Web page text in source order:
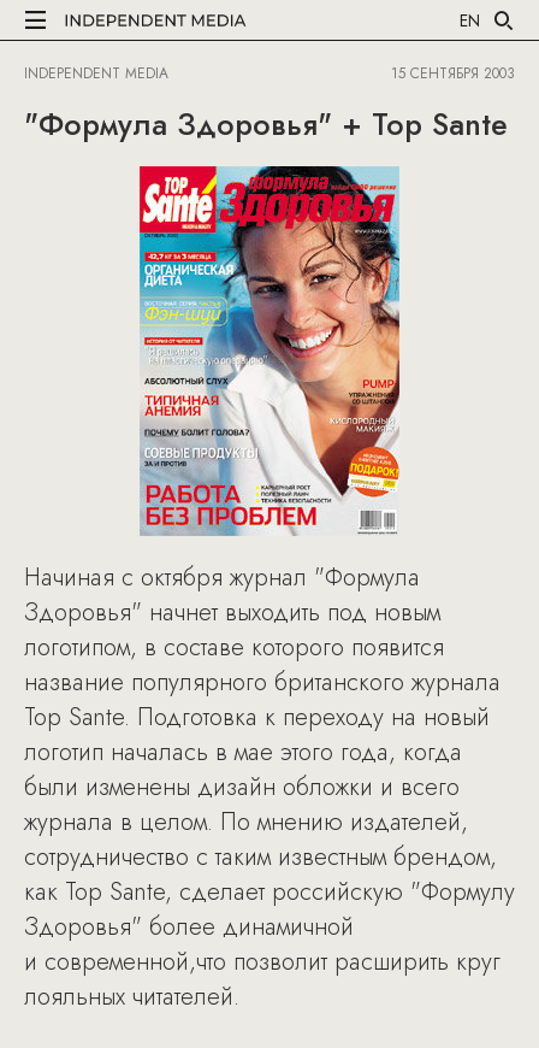
EN
INDEPENDENT MEDIA 15 СЕНТЯБРЯ 2003
"Формула Здоровья" + Top Sante
Начиная с октября журнал "Формула
Здоровья" начнет выходить под новым
логотипом, в составе которого появится
название популярного британского журнала
Top Sante. Подготовка к переходу на новый
логотип началась в мае этого года, когда
были изменены дизайн обложки и всего
журнала в целом. По мнению издателей,
сотрудничество с таким известным брендом,
как Top Sante, сделает российскую "Формулу
Здоровья" более динамичной
и современной,что позволит расширить круг
лояльных читателей.